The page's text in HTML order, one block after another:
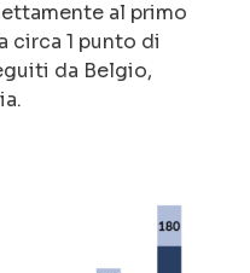
al primo
circa 1 punto di
da Belgio,